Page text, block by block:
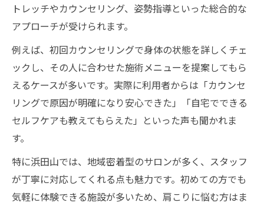
トレッチやカウンセリング、姿勢指導といった総合的な
アプローチが受けられます。
例えば、初回カウンセリングで身体の状態を詳しくチェ
ックし、その人に合わせた施術メニューを提案してもら
えるケースが多いです。実際に利用者からは「カウンセ
リングで原因が明確になり安心できた」「自宅でできる
セルフケアも教えてもらえた」といった声も聞かれま
す。
特に浜田山では、地域密着型のサロンが多く、スタッフ
が丁寧に対応してくれる点も魅力です。初めての方でも
気軽に体験できる施設が多いため、肩こりに悩む方はま